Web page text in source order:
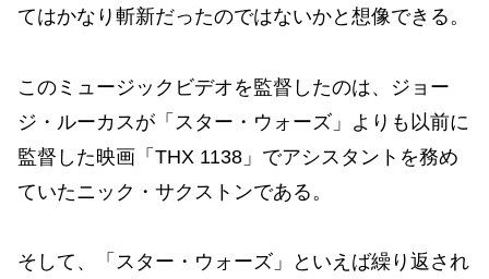
てはかなり斬新だったのではないかと想像できる。
このミュージックビデオを監督したのは、ジョー
ジ・ルーカスが「スター・ウォーズ」よりも以前に
監督した映画「THX 1138」でアシスタントを務め
ていたニック・サクストンである。
そして、「スター・ウォーズ」といえば繰り返され